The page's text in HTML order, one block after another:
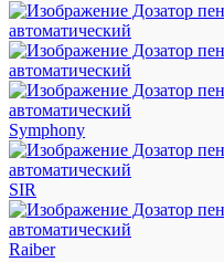
Symphony
SIR
Raiber